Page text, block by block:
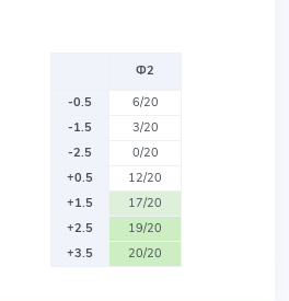
Ф2
-0.5
6/20
-1.5
3/20
-2.5
0/20
+0.5
12/20
+1.5
17/20
+2.5
19/20
+3.5
20/20